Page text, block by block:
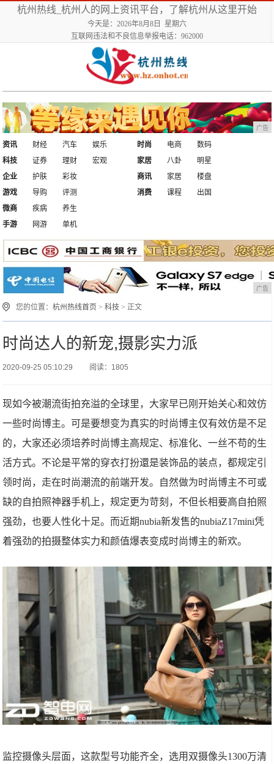
杭州热线_杭州人的网上资讯平台，了解杭州从这里开始
今天是：2026年8月8日 星期六
互联网违法和不良信息举报电话：962000
广告
资讯 财经 汽车
娱乐
科技
证券 理财 宏观
时尚 电商
数码
家居
八卦
明星
企业
护肤
彩妆
游戏
导购 评测
商讯 家居
楼盘
消费
课程
出国
微商
疾病
养生
手游
网游 单机
广告
您的位置：杭州热线首页 >科技 > 正文
时尚达人的新宠,摄影实力派
2020-09-25 05:10:29 阅读：1805
现如今被潮流街拍充溢的全球里，大家早已刚开始关心和效仿
一些时尚博主。可是要想变为真实的时尚博主仅有效仿是不足
的，大家还必须培养时尚博主高规定、标准化、一丝不苟的生
活方式。不论是平常的穿衣打扮還是装饰品的装点，都规定引
领时尚，走在时尚潮流的前端开发。自然做为时尚博主不可或
缺的自拍照神器手机上，规定更为苛刻，不但长相要高自拍照
强劲，也要人性化十足。而近期nubia新发售的nubiaZ17mini凭
着强劲的拍摄整体实力和颜值爆表变成时尚博主的新欢。
监控摄像头层面，这款型号功能齐全，选用双摄像头1300万清